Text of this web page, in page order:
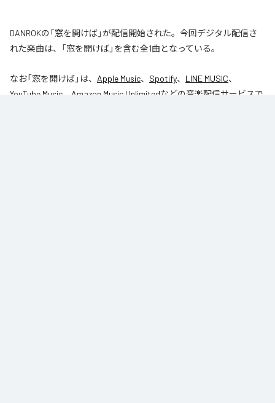
DANROKの「窓を開けば」が配信開始された。今回デジタル配信さ
れた楽曲は、「窓を開けば」を含む全1曲となっている。
なお「窓を開けば」は、 Apple Music、 Spotify、 LINE MUSIC、
YouTube Music
Amazon Music Unlimitedなどの音楽配信サービスで